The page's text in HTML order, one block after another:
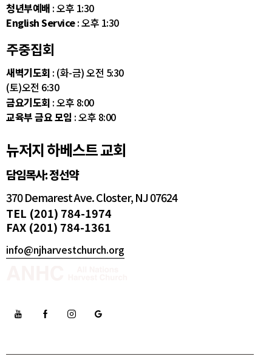
청년부예배 : 오후 1:30
English Service: 오후 1:30
주중집회
새벽기도회 : (화-금) 오전 5:30
(토)오전 6:30
금요기도회 : 오후 8:00
교육부 금요 모임 : 오후 8:00
뉴저지 하베스트 교회
담임목사: 정선약
370 Demarest Ave. Closter, NJ 07624
TEL (201) 784-1974
FAX (201) 784-1361
info@njharvestchurch.org